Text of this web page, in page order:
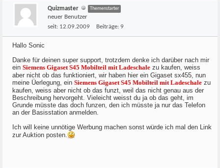
Quizmaster Themenstarter
neuer Benutzer
seit: 12.09.2009 Beiträge: 9
Hallo Sonic
Danke für deinen super support, trotzdem denke ich darüber nach mir
ein Siemens Gigaset S45 Mobilteil mit Ladeschale zu kaufen, weiss
aber nicht ob das funktioniert, wir haben hier ein Gigaset sx455, nun
meine Üerlegung, ein Siemens Gigaset S45 Mobilteil mit Ladeschale zu
kaufen, weiss aber nicht ob das funzt, weil das nicht genau aus der
Beschreibung hervorgeht. Vieleicht weisst du ja ob das geht, im
Grunde müsste das doch funzen, den ich müsste ja nur das Telefon
an der Basisstation anmelden.
Ich will keine unnötige Werbung machen sonst würde ich mal den Link
zur Auktion posten.